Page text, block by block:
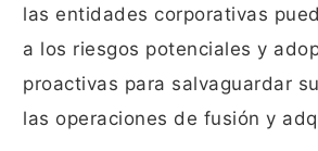
las entidades corporativas
a los riesgos potenciales y
proactivas para salvaguardar
las operaciones de fusión y